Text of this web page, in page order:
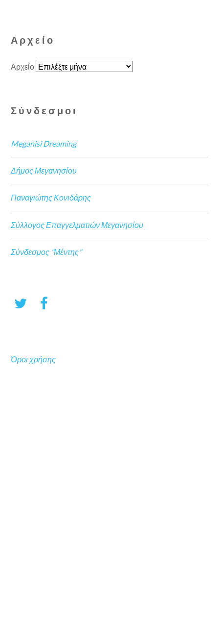
Αρχείο
Αρχείο
Σύνδεσμοι
Meganisi Dreaming
Δήμος Μεγανησίου
Παναγιώτης Κονιδάρης
Σύλλογος Επαγγελματιών Μεγανησίου
Σύνδεσμος "Μέντης"
Όροι χρήσης